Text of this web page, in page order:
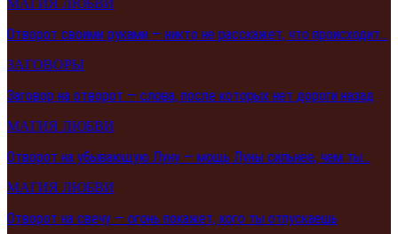
МАГИЯ ЛЮБВИ
Отворот своими руками — никто не расскажет, что происходит…
ЗАГОВОРЫ
Заговор на отворот — слова, после которых нет дороги назад
МАГИЯ ЛЮБВИ
Отворот на убывающую Луну — мощь Луны сильнее, чем ты…
МАГИЯ ЛЮБВИ
Отворот на свечу — огонь покажет, кого ты отпускаешь